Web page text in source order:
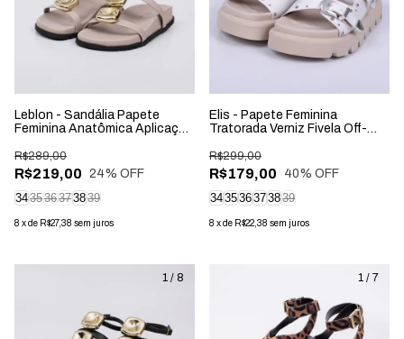
Leblon - Sandália Papete
Feminina Anatômica Aplicação
R$219,00
R$289,00
24% OFF
343536373839
8 xde R$27,38 sem juros
Elis - Papete Feminina
Tratorada Verniz Fivela Off-
R$179,00
R$299,00
40% OFF
343536373839
8 xde R$22,38 sem juros
1 / 8 1 / 7